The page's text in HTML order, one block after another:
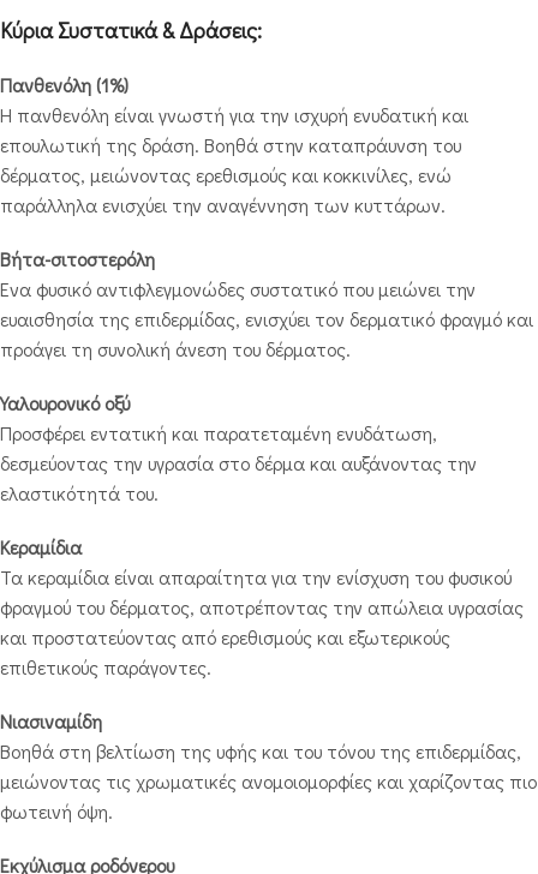
Κύρια Συστατικά & Δράσεις:
Πανθενόλη (1%)
Η πανθενόλη είναι γνωστή για την ισχυρή ενυδατική και
επουλωτική της δράση. Βοηθά στην καταπράυνση του
δέρματος, μειώνοντας ερεθισμούς και κοκκινίλες, ενώ
παράλληλα ενισχύει την αναγέννηση των κυττάρων.
Βήτα-σιτοστερόλη
Ένα φυσικό αντιφλεγμονώδες συστατικό που μειώνει την
ευαισθησία της επιδερμίδας, ενισχύει τον δερματικό φραγμό και
προάγει τη συνολική άνεση του δέρματος.
Υαλουρονικό οξύ
Προσφέρει εντατική και παρατεταμένη ενυδάτωση,
δεσμεύοντας την υγρασία στο δέρμα και αυξάνοντας την
ελαστικότητά του.
Κεραμίδια
Τα κεραμίδια είναι απαραίτητα για την ενίσχυση του φυσικού
φραγμού του δέρματος, αποτρέποντας την απώλεια υγρασίας
και προστατεύοντας από ερεθισμούς και εξωτερικούς
επιθετικούς παράγοντες.
Νιασιναμίδη
Βοηθά στη βελτίωση της υφής και του τόνου της επιδερμίδας,
μειώνοντας τις χρωματικές ανομοιομορφίες και χαρίζοντας πιο
φωτεινή όψη.
Εκχύλισμα ροδόνερου